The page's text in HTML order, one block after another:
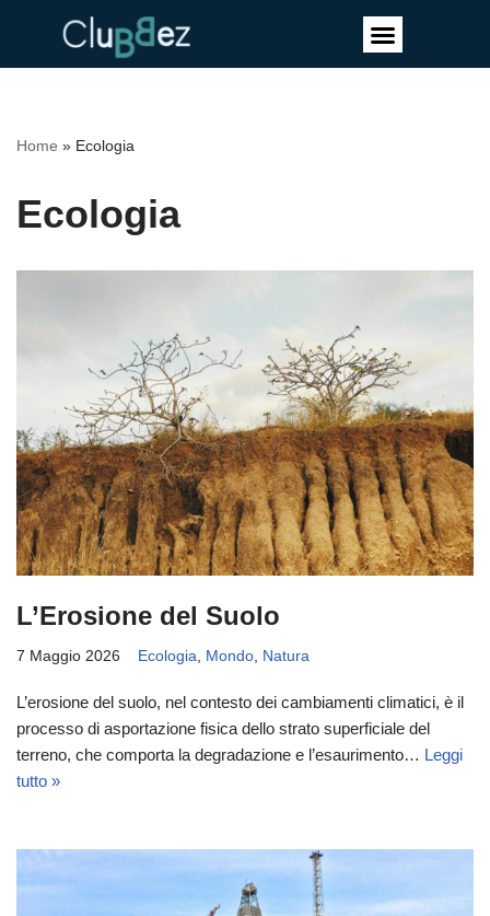
Home » Ecologia
Ecologia
L’Erosione del Suolo
7 Maggio 2026 Ecologia, Mondo, Natura
L’erosione del suolo, nel contesto dei cambiamenti climatici, è il
processo di asportazione fisica dello strato superficiale del
terreno, che comporta la degradazione e l’esaurimento… Leggi
tutto »